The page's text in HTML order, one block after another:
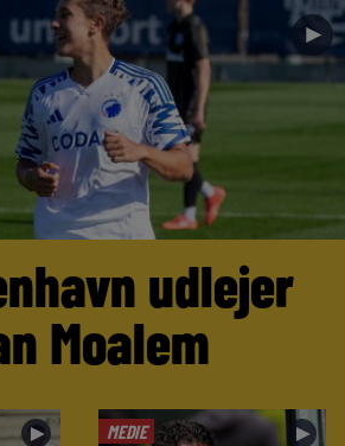
►
udlejer
Moalem
► MEDIE ►